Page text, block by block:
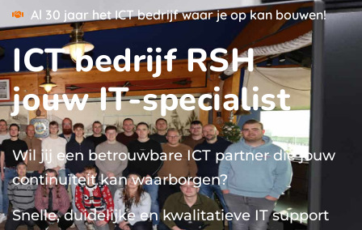
Al 30 jaar het ICT bedrijf waar je op kan bouwen!
ICT bedrijf RSH
jouw IT-specialist
Wil jij een betrouwbare ICT partner die jouw
continuïteit kan waarborgen?
Snelle, duidelijke en kwalitatieve IT support